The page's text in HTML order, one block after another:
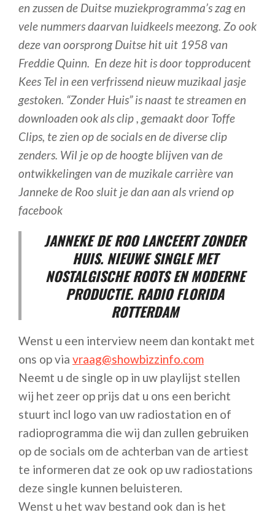
en zussen de Duitse muziekprogramma’s zag en
vele nummers daarvan luidkeels meezong. Zo ook
deze van oorsprong Duitse hit uit 1958 van
Freddie Quinn. En deze hit is door topproducent
Kees Tel in een verfrissend nieuw muzikaal jasje
gestoken. “Zonder Huis” is naast te streamen en
downloaden ook als clip , gemaakt door Toffe
Clips, te zien op de socials en de diverse clip
zenders. Wil je op de hoogte blijven van de
ontwikkelingen van de muzikale carrière van
Janneke de Roo sluit je dan aan als vriend op
facebook
JANNEKE DE ROO LANCEERT ZONDER
HUIS. NIEUWE SINGLE MET
NOSTALGISCHE ROOTS EN MODERNE
PRODUCTIE. RADIO FLORIDA
ROTTERDAM
Wenst u een interview neem dan kontakt met
ons op via vraag@showbizzinfo.com
Neemt u de single op in uw playlijst stellen
wij het zeer op prijs dat u ons een bericht
stuurt incl logo van uw radiostation en of
radioprogramma die wij dan zullen gebruiken
op de socials om de achterban van de artiest
te informeren dat ze ook op uw radiostations
deze single kunnen beluisteren.
Wenst u het wav bestand ook dan is het